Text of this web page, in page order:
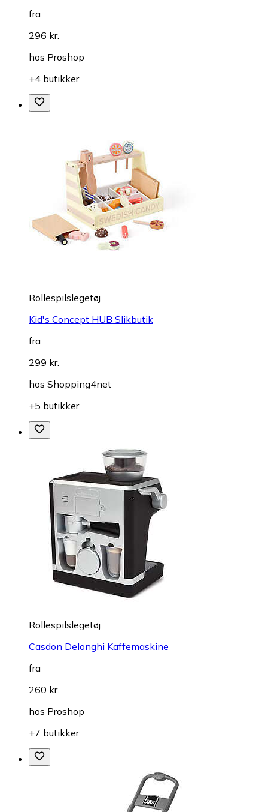
fra
296 kr.
hos Proshop
+4 butikker
Rollespilslegetøj
Kid's Concept HUB Slikbutik
fra
299 kr.
hos Shopping4net
+5 butikker
Rollespilslegetøj
Casdon Delonghi Kaffemaskine
fra
260 kr.
hos Proshop
+7 butikker